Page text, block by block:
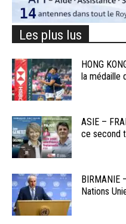
Les plus lus
HONG
la médaille
ASIE –
ce second
BIRMANIE
Nations